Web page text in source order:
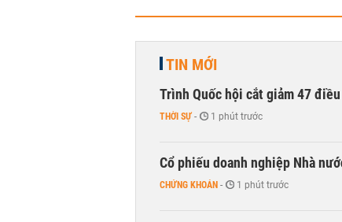
TIN MỚI
Trình Quốc hội cắt giảm 47
THỜI SỰ - 1 phút trước
Cổ phiếu doanh nghiệp Nhà
CHỨNG KHOÁN - 1 phút trước